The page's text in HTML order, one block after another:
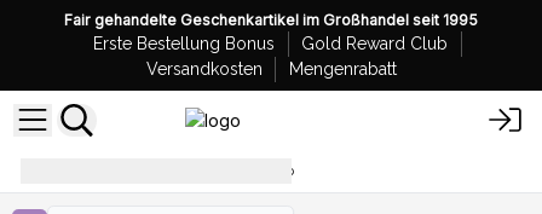
Fair gehandelte Geschenkartikel im Großhandel seit 1995
Erste Bestellung Bonus
Gold Reward Club
Versandkosten
Mengenrabatt
Möbelshop